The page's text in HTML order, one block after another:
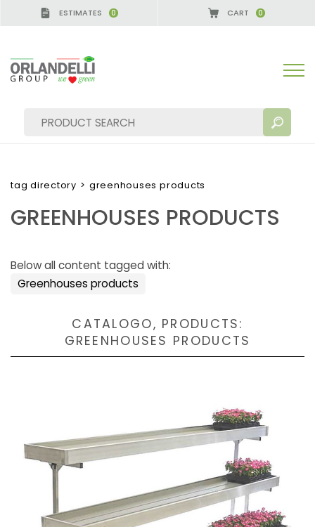
ESTIMATES 0 CART 0
SEARCH RESULTS: Sort by:
tag directory > greenhouses products
GREENHOUSES PRODUCTS
Below all content tagged with:
Greenhouses products
CATALOGO, PRODUCTS:
GREENHOUSES PRODUCTS
- SPONSOR